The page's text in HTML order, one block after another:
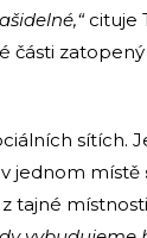
cituje
části
sítích.
jednom místě
tajné